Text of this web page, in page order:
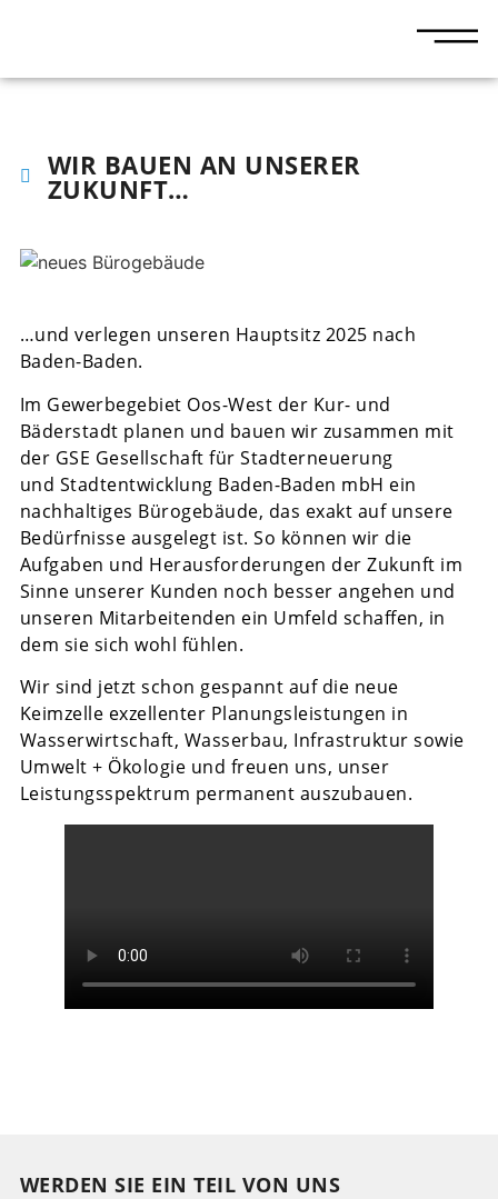
WIR BAUEN AN UNSERER
ZUKUNFT…
…und verlegen unseren Hauptsitz 2025 nach
Baden-Baden.
Im Gewerbegebiet Oos-West der Kur- und
Bäderstadt planen und bauen wir zusammen mit
der GSE Gesellschaft für Stadterneuerung
und Stadtentwicklung Baden-Baden mbH ein
nachhaltiges Bürogebäude, das exakt auf unsere
Bedürfnisse ausgelegt ist. So können wir die
Aufgaben und Herausforderungen der Zukunft im
Sinne unserer Kunden noch besser angehen und
unseren Mitarbeitenden ein Umfeld schaffen, in
dem sie sich wohl fühlen.
Wir sind jetzt schon gespannt auf die neue
Keimzelle exzellenter Planungsleistungen in
Wasserwirtschaft, Wasserbau, Infrastruktur sowie
Umwelt + Ökologie und freuen uns, unser
Leistungsspektrum permanent auszubauen.
WERDEN SIE EIN TEIL VON UNS